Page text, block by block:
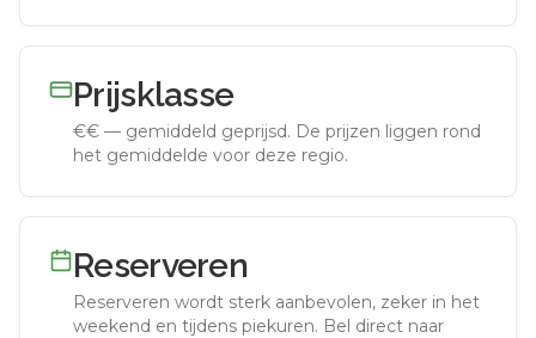
Prijsklasse
€€ — gemiddeld geprijsd. De prijzen liggen rond
het gemiddelde voor deze regio.
Reserveren
Reserveren wordt sterk aanbevolen, zeker in het
weekend en tijdens piekuren. Bel direct naar